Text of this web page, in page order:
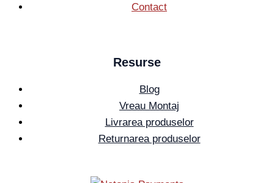
Contact
Resurse
Blog
Vreau Montaj
Livrarea produselor
Returnarea produselor